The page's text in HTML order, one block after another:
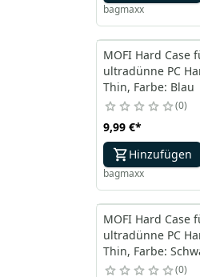
bagmaxx
MOFI Hard Case
ultradünne PC
Thin, Farbe: Blau
0
9,99 €*
Hinzufügen
bagmaxx
MOFI Hard Case
ultradünne PC
Thin, Farbe:
0